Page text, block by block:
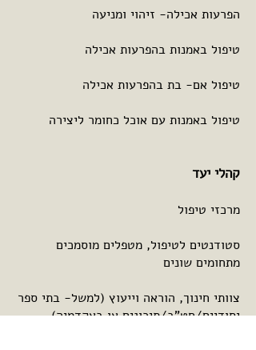
הפרעות אכילה- זיהוי ומניעה
טיפול באמנות בהפרעות אכילה
טיפול אם- בת בהפרעות אכילה
​​טיפול באמנות עם אוכל כחומר ליצירה
קהלי יעד
מרכזי טיפול
סטודנטים לטיפול, מטפלים מוסמכים
מתחומים שונים
צוותי חינוך, הוראה וייעוץ (למשל- בתי ספר
יסודיים/חט"ב/תיכונים או באקדמיה)